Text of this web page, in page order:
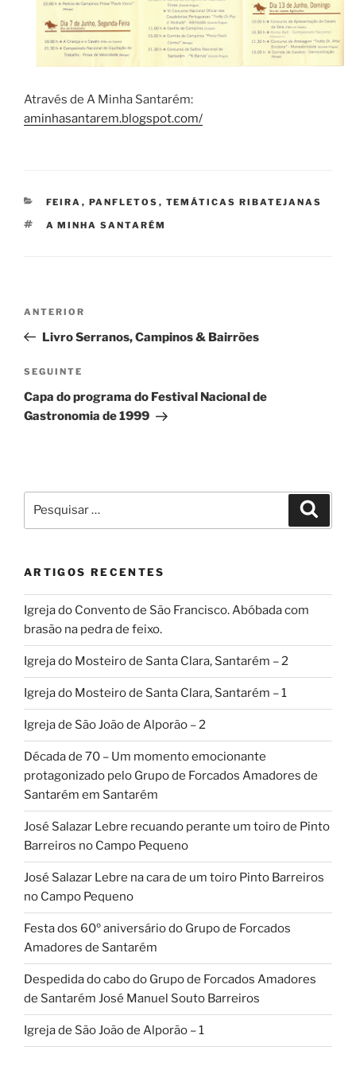
Através de A Minha Santarém:
aminhasantarem.blogspot.com/
CATEGORIAS
FEIRA , PANFLETOS , TEMÁTICAS RIBATEJANAS
ETIQUETAS
A MINHA SANTARÉM
artigos
Conteúdo
anterior
ANTERIOR
Livro Serranos, Campinos & Bairrões
Conteúdo
seguinte
SEGUINTE
Capa do programa do Festival Nacional de
Gastronomia de 1999
por:
ARTIGOS RECENTES
Igreja do Convento de São Francisco. Abóbada com
brasão na pedra de feixo.
Igreja do Mosteiro de Santa Clara, Santarém – 2
Igreja do Mosteiro de Santa Clara, Santarém – 1
Igreja de São João de Alporão – 2
Década de 70 – Um momento emocionante
protagonizado pelo Grupo de Forcados Amadores de
Santarém em Santarém
José Salazar Lebre recuando perante um toiro de Pinto
Barreiros no Campo Pequeno
José Salazar Lebre na cara de um toiro Pinto Barreiros
no Campo Pequeno
Festa dos 60º aniversário do Grupo de Forcados
Amadores de Santarém
Despedida do cabo do Grupo de Forcados Amadores
de Santarém José Manuel Souto Barreiros
Igreja de São João de Alporão – 1